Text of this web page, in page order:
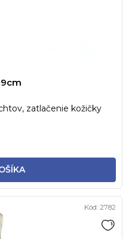
zatlačenie kožičky
Kód: 2782